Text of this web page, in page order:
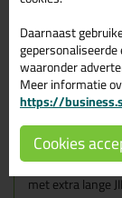
Makkelijk
Wat is Washi
Kwaliteit en
Eeuwenoude
goed in
Washi-Tec die
met extra lange
Daarnaast
waaronder
Meer informatie
https://
Cookies